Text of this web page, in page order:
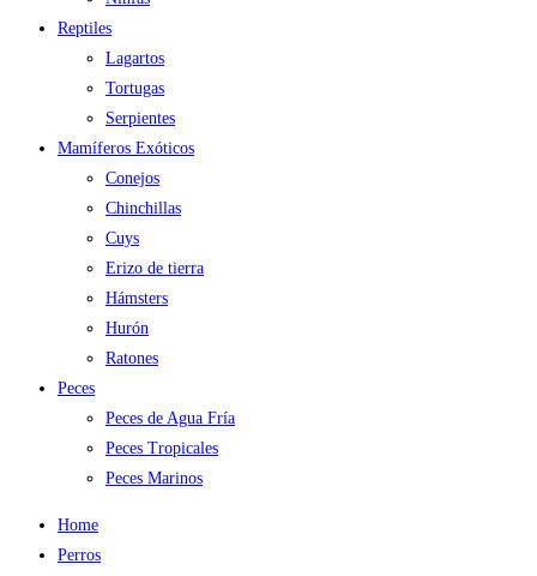
Reptiles
Lagartos
Tortugas
Serpientes
Mamíferos Exóticos
Conejos
Chinchillas
Cuys
Erizo de tierra
Hámsters
Hurón
Ratones
Peces
Peces de Agua Fría
Peces Tropicales
Peces Marinos
Home
Perros